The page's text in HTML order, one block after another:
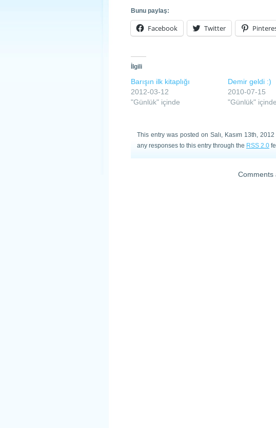
Bunu paylaş:
Facebook Twitter
İlgili
Barışın ilk kitaplığı
2012-03-12
"Günlük" içinde
Demir geldi :)
2010-07-15
"Günlük" içinde
This entry was posted on Salı, Kasım 13th,
any responses to this entry through the RSS 2.0
Comments